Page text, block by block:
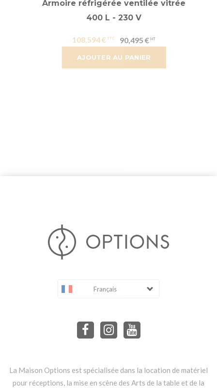
AJOUTER AU PANIER
Armoire réfrigérée ventilée vitrée
400 L - 230 V
108,594 € 90,495 €
Français
La Maison Options est spécialisée dans la location de matériel
pour réceptions, la mise en scène des Arts de la table et de la